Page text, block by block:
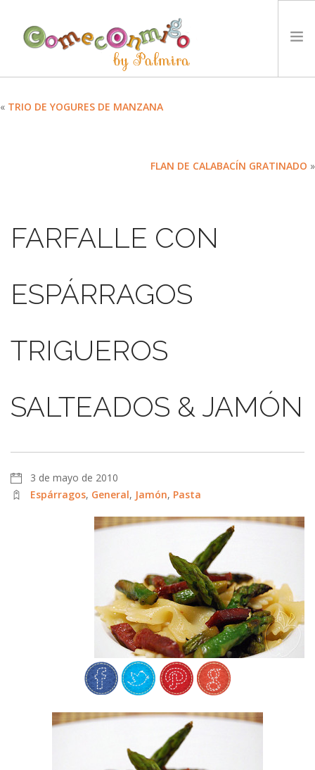
IDIOMA:
« TRIO DE YOGURES DE MANZANA
FLAN DE CALABACÍN GRATINADO »
FARFALLE CON
ESPÁRRAGOS
TRIGUEROS
SALTEADOS & JAMÓN
3 de mayo de 2010
Espárragos, General, Jamón, Pasta